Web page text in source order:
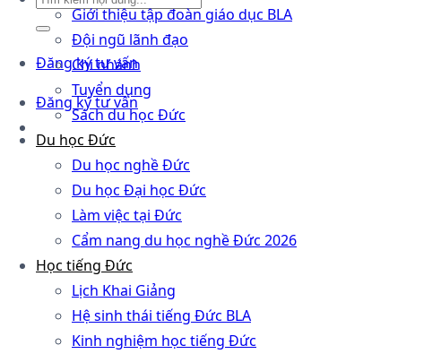
Đăng ký tư vấn
Đăng ký tư vấn
Giới thiệu tập đoàn giáo dục BLA
Đội ngũ lãnh đạo
Chi nhánh
Tuyển dụng
Sách du học Đức
Du học Đức
Du học nghề Đức
Du học Đại học Đức
Làm việc tại Đức
Cẩm nang du học nghề Đức 2026
Học tiếng Đức
Lịch Khai Giảng
Hệ sinh thái tiếng Đức BLA
Kinh nghiệm học tiếng Đức